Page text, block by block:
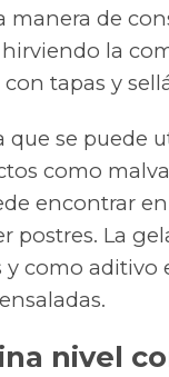
de
la
tapas y
se puede
como
encontrar
postres. La
como aditivo
nivel